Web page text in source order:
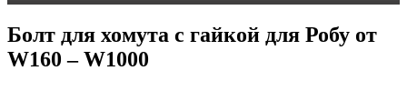
Болт для хомута с гайкой для Робу от
W160 – W1000